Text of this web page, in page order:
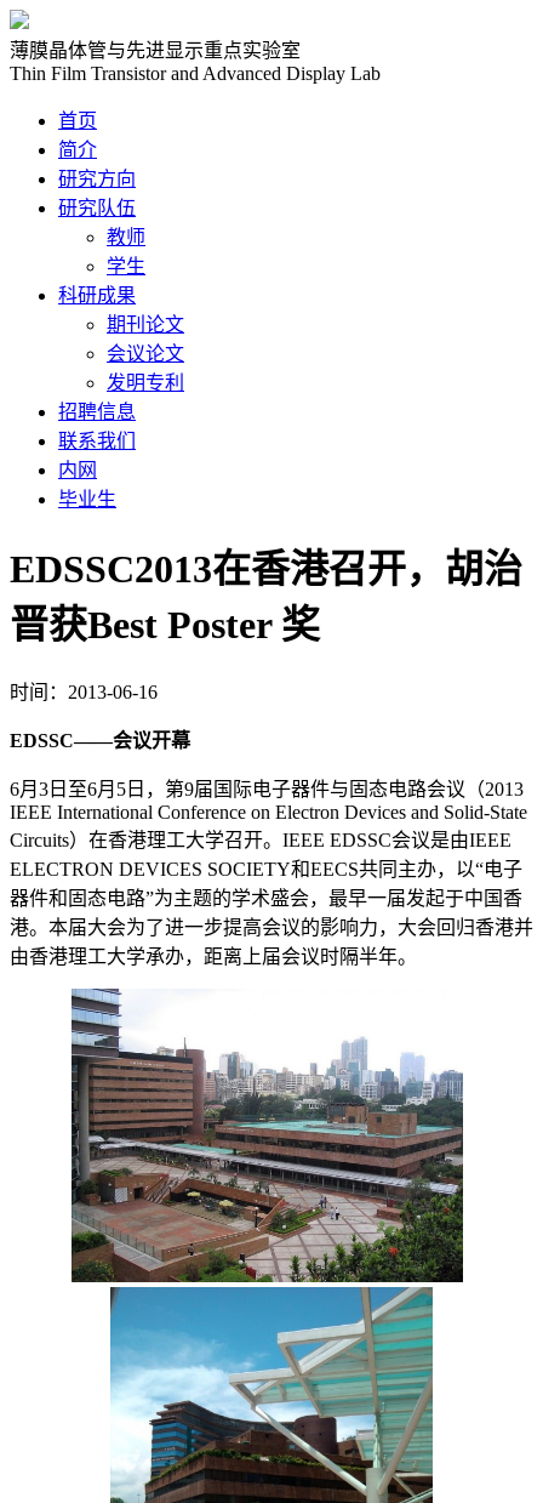
薄膜晶体管与先进显示重点实验室
Thin Film Transistor and Advanced Display Lab
首页
简介
研究方向
研究队伍
教师
学生
科研成果
期刊论文
会议论文
发明专利
招聘信息
联系我们
内网
毕业生
EDSSC2013在香港召开，胡治
晋获Best Poster 奖
时间：2013-06-16
EDSSC——会议开幕
6月3日至6月5日，第9届国际电子器件与固态电路会议（2013
IEEE International Conference on Electron Devices and Solid-State
Circuits）在香港理工大学召开。IEEE EDSSC会议是由IEEE
ELECTRON DEVICES SOCIETY和EECS共同主办，以“电子
器件和固态电路”为主题的学术盛会，最早一届发起于中国香
港。本届大会为了进一步提高会议的影响力，大会回归香港并
由香港理工大学承办，距离上届会议时隔半年。